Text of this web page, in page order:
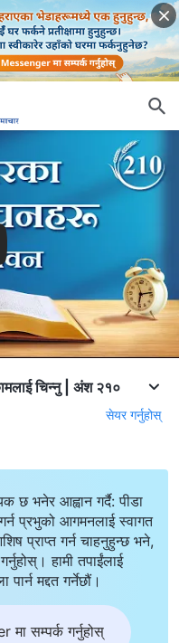
चिन्‍नु | अंश २१०
सेयर गर्नुहोस्
छ भनेर आह्वान गर्दै: पीडा
प्रभुको आगमनलाई स्वागत
प्राप्त गर्न चाहनुहुन्छ भने,
हामी तपाईंलाई
मद्दत गर्नेछौं।
मा सम्पर्क गर्नुहोस्